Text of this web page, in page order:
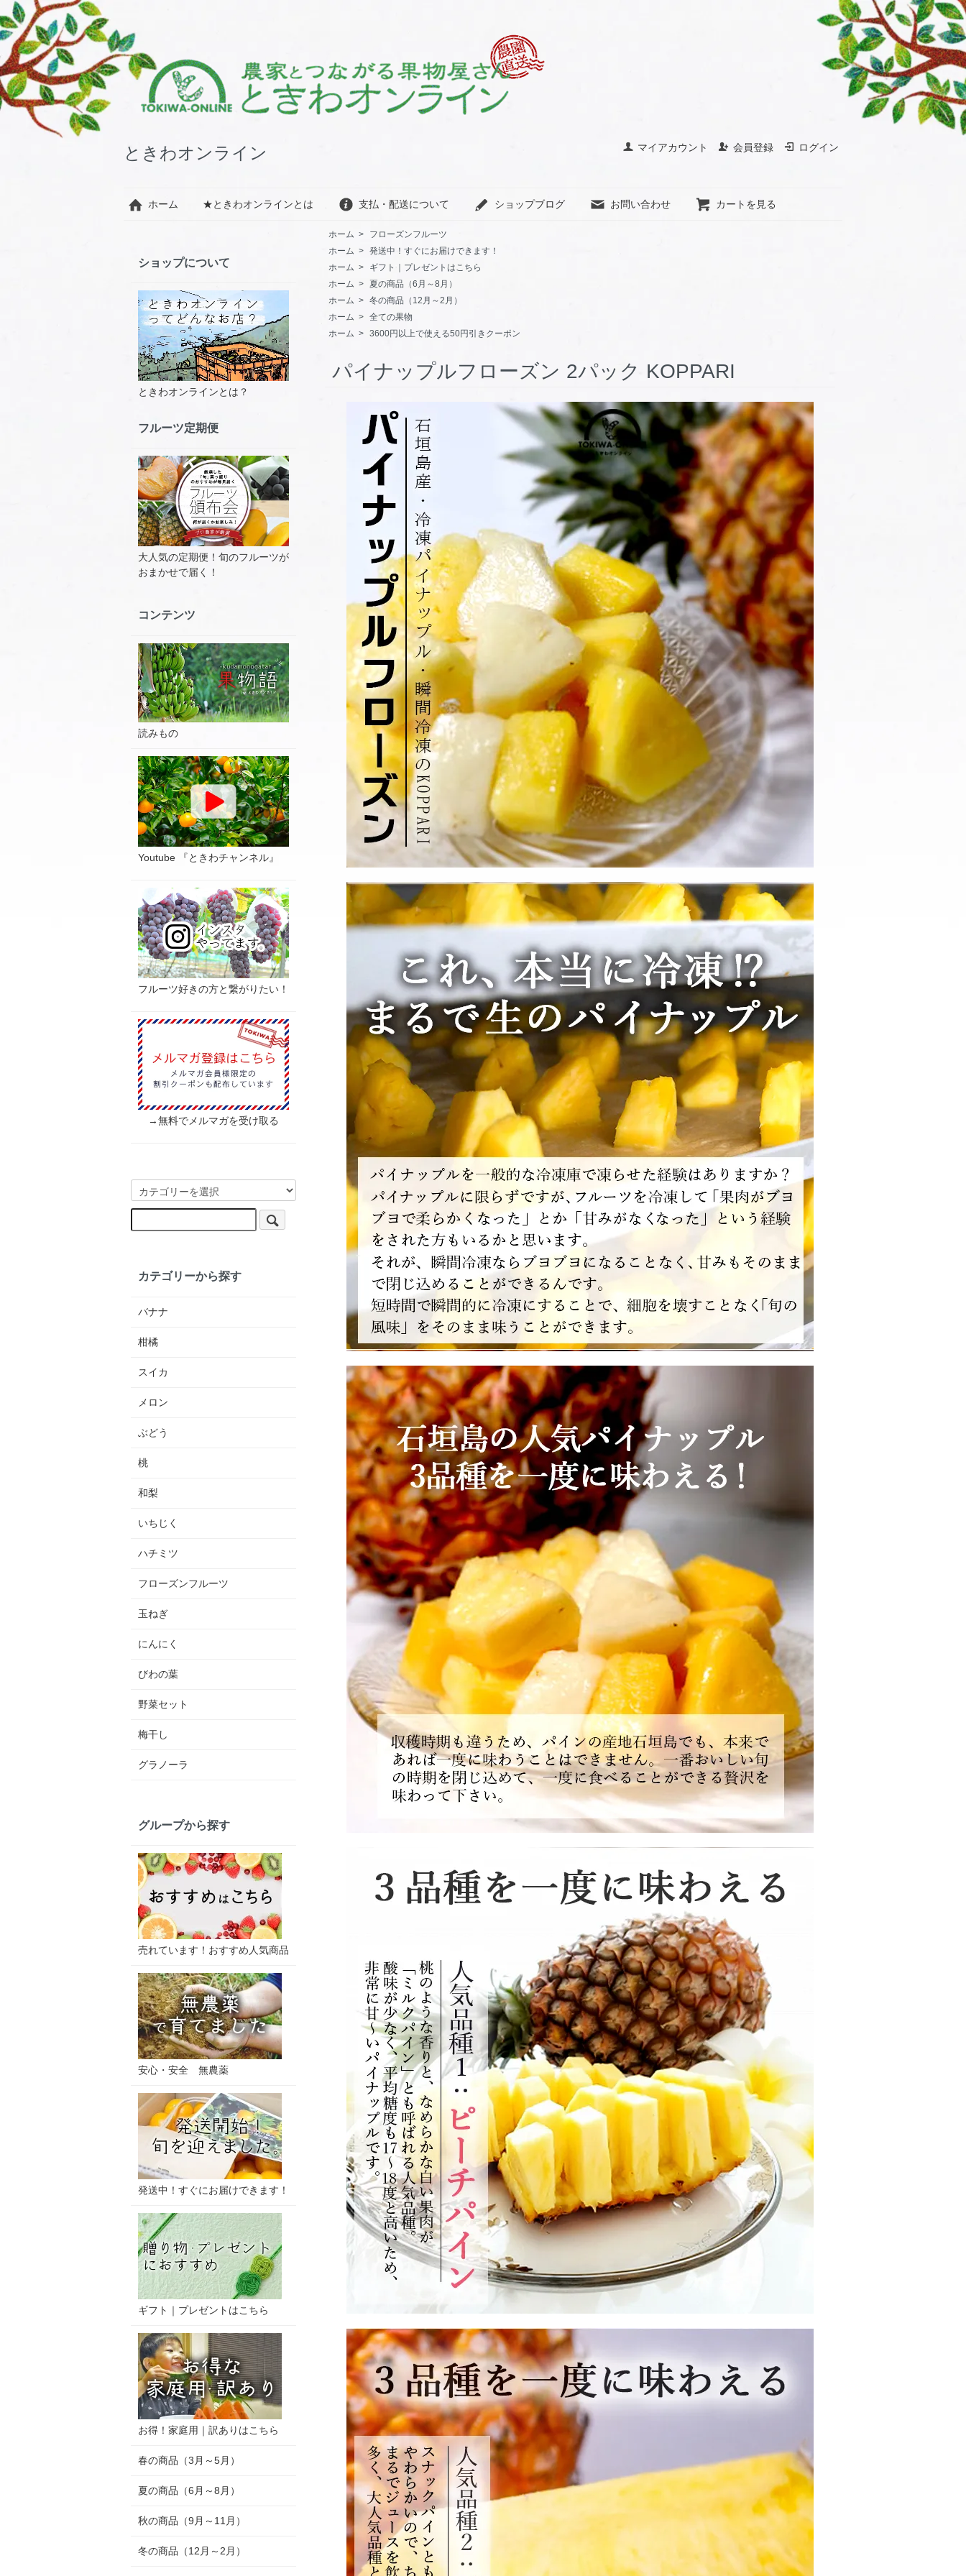
マイアカウント 会員登録 ログイン
ときわオンライン
ホーム ★ときわオンラインとは 支払・配送について ショップブログ お問い合わせ カートを見る
ホーム >
フローズンフルーツ
ホーム > 発送中！すぐにお届けできます！
ホーム >
ギフト｜プレゼントはこちら
ホーム >
夏の商品（6月～8月）
ホーム > 冬の商品（12月～2月）
ホーム > 全ての果物
ホーム > 3600円以上で使える50円引きクーポン
パイナップルフローズン 2パック KOPPARI
ショップについて
ときわオンラインとは？
フルーツ定期便
大人気の定期便！旬のフルーツが
おまかせで届く！
コンテンツ
読みもの
Youtube 『ときわチャンネル』
フルーツ好きの方と繋がりたい！
→無料でメルマガを受け取る
カテゴリーから探す
バナナ
柑橘
スイカ
メロン
ぶどう
桃
和梨
いちじく
ハチミツ
フローズンフルーツ
玉ねぎ
にんにく
びわの葉
野菜セット
梅干し
グラノーラ
グループから探す
売れています！おすすめ人気商品
安心・安全 無農薬
発送中！すぐにお届けできます！
ギフト｜プレゼントはこちら
お得！家庭用｜訳ありはこちら
春の商品（3月～5月）
夏の商品（6月～8月）
秋の商品（9月～11月）
冬の商品（12月～2月）